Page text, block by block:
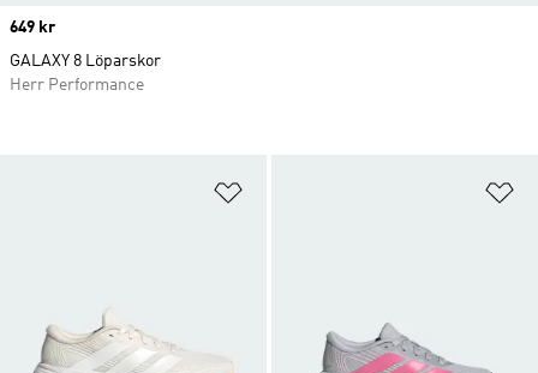
Price
649 kr
GALAXY 8 Löparskor
Herr Performance